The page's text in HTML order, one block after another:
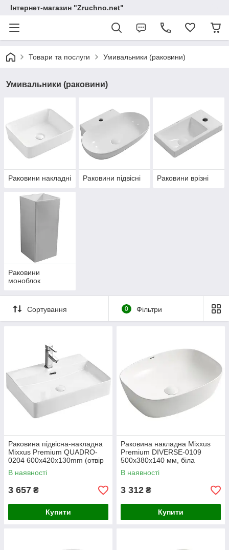
Інтернет-магазин "Zruchno.net"
Товари та послуги Умивальники (раковини)
Умивальники (раковини)
Раковини накладні Раковини підвісні Раковини врізні
Раковини
моноблок
Сортування 0 Фільтри
Раковина підвісна-накладна
Mixxus Premium QUADRO-
0204 600x420x130mm (отвір
під змішувач, перелив)
(MP6719)
В наявності
3 657 ₴
Купити
Раковина накладна Mixxus
Premium DIVERSE-0109
500х380х140 мм, біла
(MP6547)
В наявності
3 312 ₴
Купити